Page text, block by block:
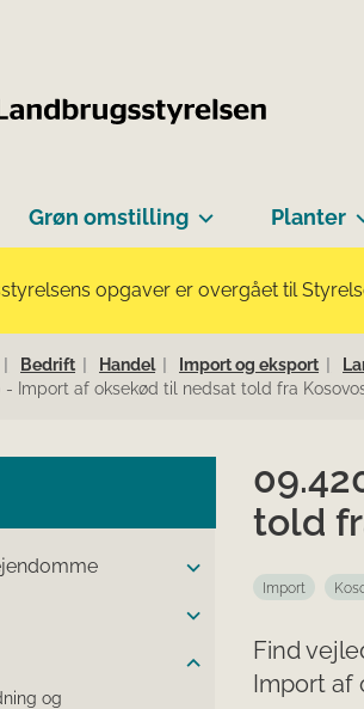
Grøn omstilling Planter
opgaver er overgået til
Bedrift Handel Import og eksport
- Import af oksekød til nedsat told fra
og
told
Import
Find
Import af